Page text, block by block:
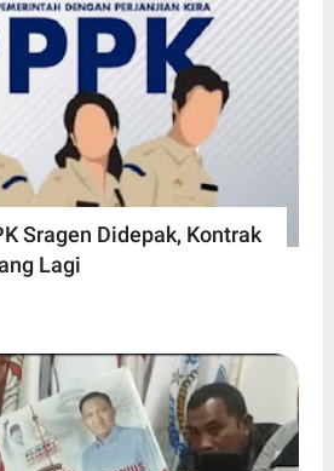
Sragen Didepak, Kontrak
Lagi